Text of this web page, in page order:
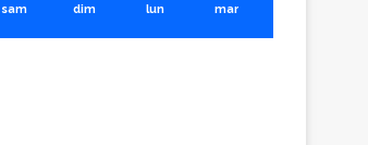
sam dim lun mar